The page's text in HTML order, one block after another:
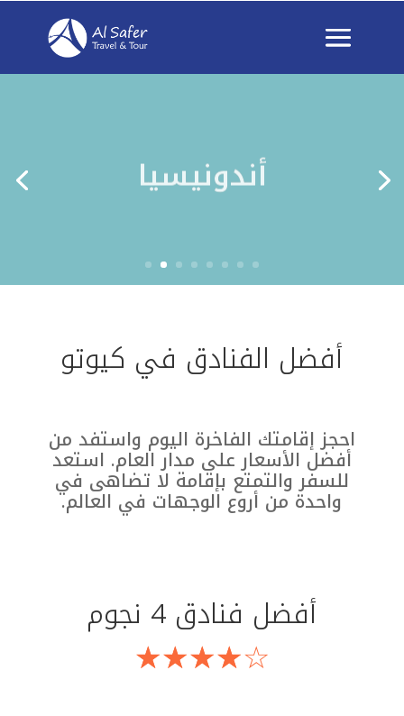
أندونيسيا
أفضل الفنادق في كيوتو
احجز إقامتك الفاخرة اليوم واستفد من
أفضل الأسعار على مدار العام. استعد
للسفر والتمتع بإقامة لا تضاهى في
واحدة من أروع الوجهات في العالم.
أفضل فنادق 4 نجوم
☆☆☆☆☆